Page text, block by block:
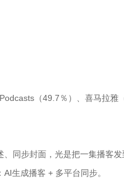
（49.7％）、喜马拉雅
同步封面，光是把一集播客发
生成播客 + 多平台同步。